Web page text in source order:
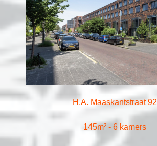
H.A. Maaskantstraat 92
145m² - 6 kamers